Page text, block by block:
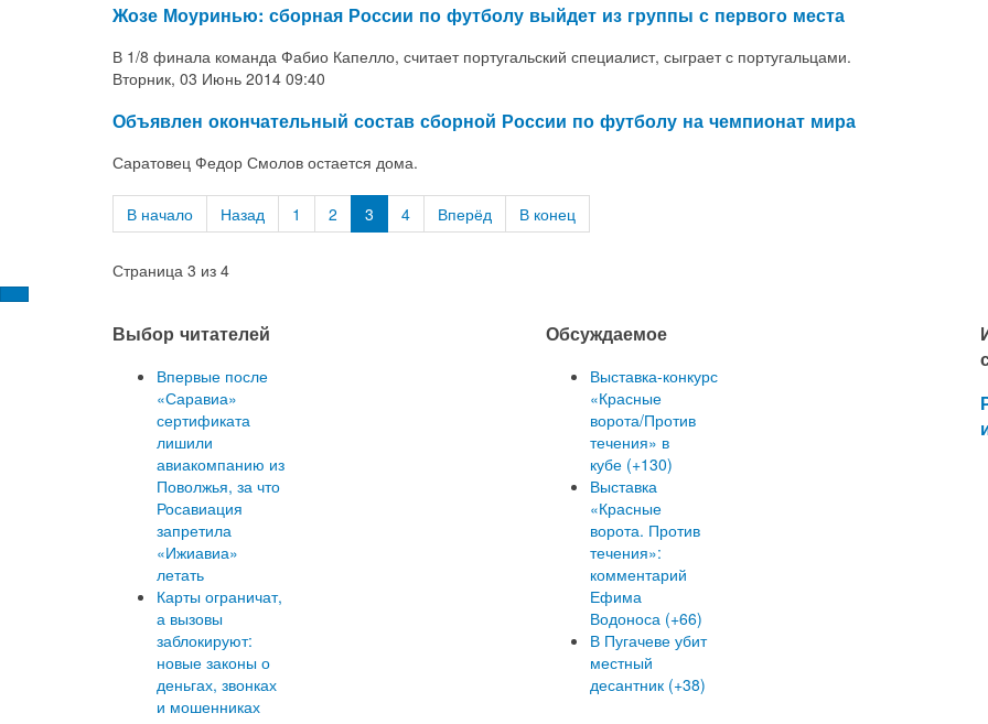
Жозе Моуринью: сборная России по футболу выйдет из группы с первого места
В 1/8 финала команда Фабио Капелло, считает португальский специалист, сыграет с португальцами.
Вторник, 03 Июнь 2014 09:40
Объявлен окончательный состав сборной России по футболу на чемпионат мира
Саратовец Федор Смолов остается дома.
В начало Назад 1 2 3 4 Вперёд В конец
Страница 3 из 4
Выбор читателей
Впервые после
«Саравиа»
сертификата
лишили
авиакомпанию из
Поволжья, за что
Росавиация
запретила
«Ижиавиа»
летать
Карты ограничат,
а вызовы
заблокируют:
новые законы о
деньгах, звонках
и мошенниках
Обсуждаемое
Выставка-конкурс
«Красные
ворота/Против
течения» в
кубе (+130)
Выставка
«Красные
ворота. Против
течения»:
комментарий
Ефима
Водоноса (+66)
В Пугачеве убит
местный
десантник (+38)